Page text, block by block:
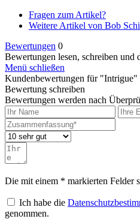
Fragen zum Artikel?
Weitere Artikel von Bob
Bewertungen 0
Bewertungen lesen, schreiben und
Menü schließen
Kundenbewertungen für "Intrigue"
Bewertung schreiben
Bewertungen werden nach
Die mit einem * markierten Felder
Ich habe die
genommen.